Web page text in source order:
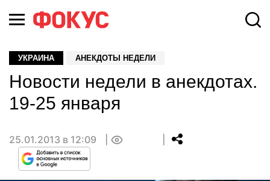
УКРАИНА АНЕКДОТЫ НЕДЕЛИ
Новости недели в анекдотах.
19-25 января
25.01.2013 в 12:09